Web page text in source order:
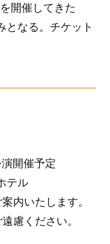
開催してきた
となる。チケット
開催予定
テル
内いたします。
慮ください。